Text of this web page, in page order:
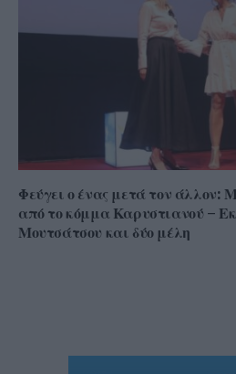
Φεύγει ο ένας μετά τον
από το κόμμα Καρυστιανού –
Μουτσάτσου και δύο μέλη